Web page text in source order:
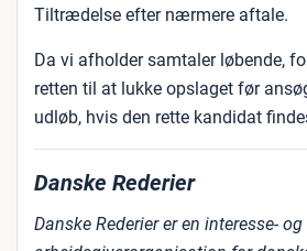
Tiltrædelse efter nærmere aftale.
Da vi afholder samtaler løbende,
retten til at lukke opslaget før
udløb, hvis den rette kandidat
Danske Rederier
Danske Rederier er en interesse- og